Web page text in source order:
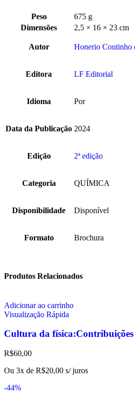
Peso
675 g
Dimensões
2,5 × 16 × 23 cm
Autor Honerio Coutinho
Editora LF Editorial
Idioma Por
Data da Publicação 2024
Edição 2ª edição
Categoria QUÍMICA
Disponibilidade Disponível
Formato Brochura
Produtos Relacionados
Adicionar ao carrinho
Visualização Rápida
Cultura da
R$60,00
Ou 3x de R$20,00 s/ juros
-44%